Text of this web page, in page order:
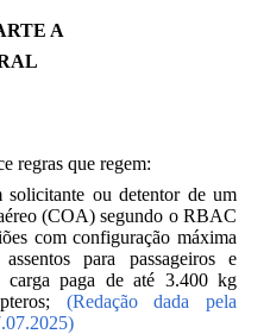
A
regras que regem:
solicitante ou detentor de um
(COA) segundo o RBAC
com configuração máxima
para passageiros e
carga paga de até 3.400 kg
(Redação dada pela